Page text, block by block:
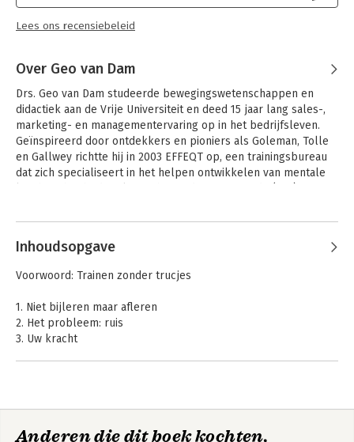
Lees ons recensiebeleid
Over Geo van Dam
Drs. Geo van Dam studeerde bewegingswetenschappen en
didactiek aan de Vrije Universiteit en deed 15 jaar lang sales-,
marketing- en managementervaring op in het bedrijfsleven.
Geïnspireerd door ontdekkers en pioniers als Goleman, Tolle
en Gallwey richtte hij in 2003 EFFEQT op, een trainingsbureau
dat zich specialiseert in het helpen ontwikkelen van mentale
Inhoudsopgave
Voorwoord: Trainen zonder trucjes
1. Niet bijleren maar afleren
2. Het probleem: ruis
3. Uw kracht
Inspiratiebronnen en literatuur
Anderen die dit boek kochten,